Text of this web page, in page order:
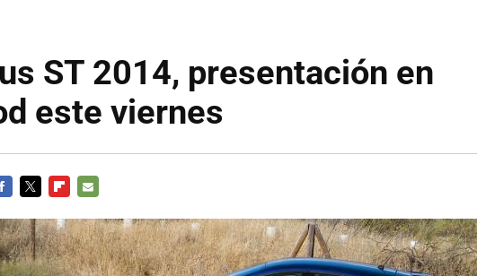
ST 2014, presentación en
este viernes
MAIL